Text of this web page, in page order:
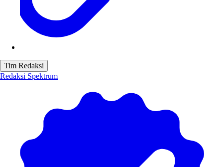
Tim Redaksi
Redaksi Spektrum